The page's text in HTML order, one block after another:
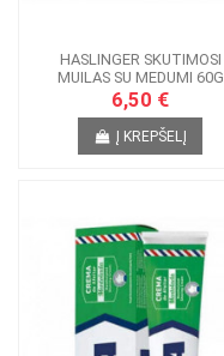
HASLINGER SKUTIMOSI
MUILAS SU MEDUMI 60G
6,50 €
Į KREPŠELĮ